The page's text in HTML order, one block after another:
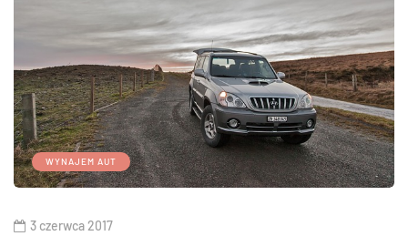
WYNAJEM AUT
3 czerwca 2017